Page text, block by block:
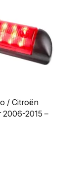
/ Citroën
2015 –